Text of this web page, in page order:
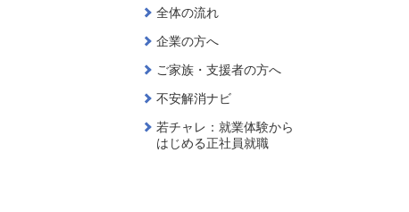
全体の流れ
企業の方へ
ご家族・支援者の方へ
不安解消ナビ
若チャレ：就業体験から
はじめる正社員就職